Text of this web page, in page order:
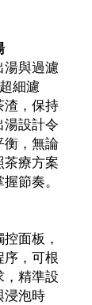
湯與過濾
細濾
渣，保持
湯設計令
衡，無論
茶療方案
節奏。
面板，
序，可根
，精準設
浸泡時